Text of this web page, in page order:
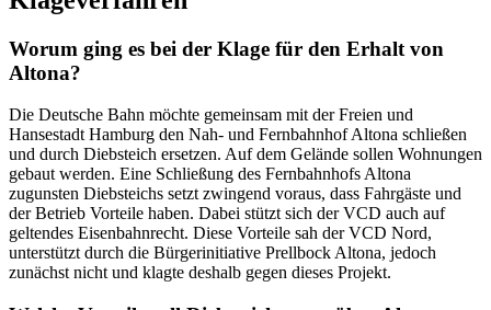
Worum ging es bei der Klage für den Erhalt von
Altona?
Die Deutsche Bahn möchte gemeinsam mit der Freien und
Hansestadt Hamburg den Nah- und Fernbahnhof Altona schließen
und durch Diebsteich ersetzen. Auf dem Gelände sollen Wohnungen
gebaut werden. Eine Schließung des Fernbahnhofs Altona
zugunsten Diebsteichs setzt zwingend voraus, dass Fahrgäste und
der Betrieb Vorteile haben. Dabei stützt sich der VCD auch auf
geltendes Eisenbahnrecht. Diese Vorteile sah der VCD Nord,
unterstützt durch die Bürgerinitiative Prellbock Altona, jedoch
zunächst nicht und klagte deshalb gegen dieses Projekt.